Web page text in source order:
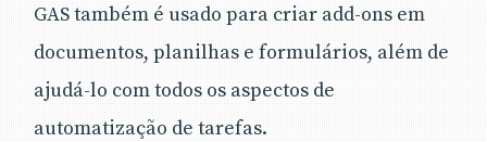
GAS também é usado para criar add-ons em
documentos, planilhas e formulários, além de
ajudá-lo com todos os aspectos de
automatização de tarefas.